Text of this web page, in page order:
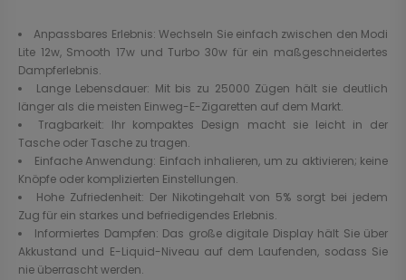
Anpassbares Erlebnis: Wechseln Sie einfach zwischen den Modi
Lite 12w, Smooth 17w und Turbo 30w für ein maßgeschneidertes
Dampferlebnis.
Lange Lebensdauer: Mit bis zu 25000 Zügen hält sie deutlich
länger als die meisten Einweg-E-Zigaretten auf dem Markt.
Tragbarkeit: Ihr kompaktes Design macht sie leicht in der
Tasche oder Tasche zu tragen.
Einfache Anwendung: Einfach inhalieren, um zu aktivieren; keine
Knöpfe oder komplizierten Einstellungen.
Hohe Zufriedenheit: Der Nikotingehalt von 5% sorgt bei jedem
Zug für ein starkes und befriedigendes Erlebnis.
Informiertes Dampfen: Das große digitale Display hält Sie über
Akkustand und E-Liquid-Niveau auf dem Laufenden, sodass Sie
nie überrascht werden.